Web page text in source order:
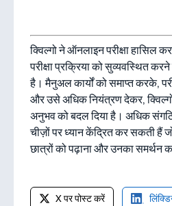
क्विल्गो ने ऑनलाइन परीक्षा हासिल
परीक्षा प्रक्रिया को सुव्यवस्थित करने
है। मैनुअल कार्यों को समाप्त करके,
और उसे अधिक नियंत्रण देकर,
अनुभव को बदल दिया है। अधिक
चीज़ों पर ध्यान केंद्रित कर सकती हैं
छात्रों को पढ़ाना और उनका समर्थन
X पर पोस्ट करें